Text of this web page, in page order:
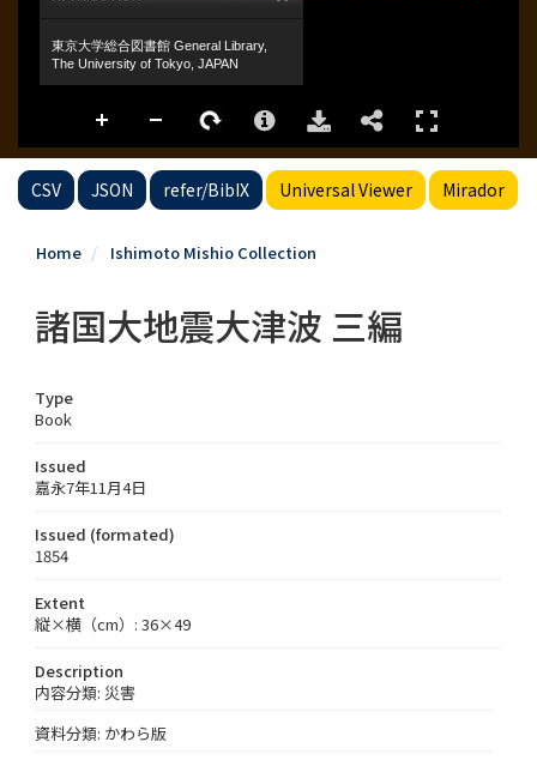
CSV JSON refer/BibIX Universal Viewer Mirador
Home Ishimoto Mishio Collection
諸国大地震大津波 三編
Type
Book
Issued
嘉永7年11月4日
Issued (formated)
1854
Extent
縦×横（cm）: 36×49
Description
内容分類: 災害
資料分類: かわら版